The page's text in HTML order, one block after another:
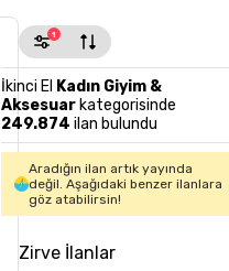
1
İkinci El Kadın Giyim &
Aksesuarkategorisinde
249.874 ilan bulundu
Aradığın ilan artık yayında
değil. Aşağıdaki benzer ilanlara
göz atabilirsin!
Zirve İlanlar